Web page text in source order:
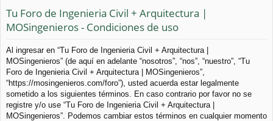
rá
pi
d
os
Tu Foro de Ingenieria Civil + Arquitectura |
MOSingenieros - Condiciones de uso
Al ingresar en “Tu Foro de Ingenieria Civil + Arquitectura |
MOSingenieros” (de aquí en adelante “nosotros”, “nos”, “nuestro”, “Tu
Foro de Ingenieria Civil + Arquitectura | MOSingenieros”,
“https://mosingenieros.com/foro”), usted acuerda estar legalmente
sometido a los siguientes términos. En caso contrario por favor no se
registre y/o use “Tu Foro de Ingenieria Civil + Arquitectura |
MOSingenieros”. Podemos cambiar estos términos en cualquier momento